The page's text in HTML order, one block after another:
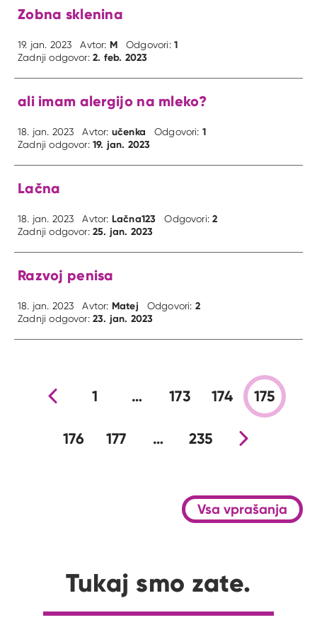
Zobna sklenina
19. jan. 2023 Avtor: M Odgovori: 1
Zadnji odgovor:2. feb. 2023
ali imam alergijo na mleko?
18. jan. 2023 Avtor: učenka Odgovori: 1
Zadnji odgovor:19. jan. 2023
Lačna
18. jan. 2023 Avtor: Lačna123 Odgovori:2
Zadnji odgovor:25. jan. 2023
Razvoj penisa
18. jan. 2023 Avtor: Matej Odgovori: 2
Zadnji odgovor:23. jan. 2023
Prejšnja stran
1 … 173 174 175
176 177 … 235Nova stran
Vsa vprašanja
Tukaj smo zate.